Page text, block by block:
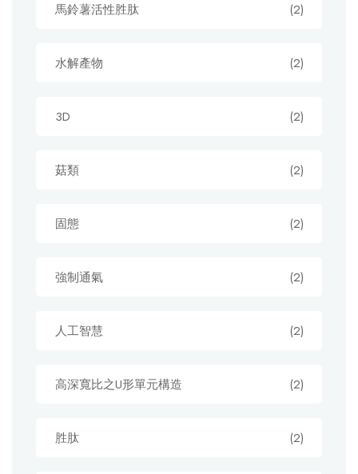
馬鈴薯活性胜肽 (2)
水解產物 (2)
3D (2)
菇類 (2)
固態 (2)
強制通氣 (2)
人工智慧 (2)
高深寬比之U形單元構造 (2)
胜肽 (2)